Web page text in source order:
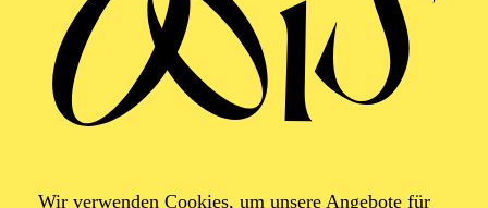
Wir verwenden Cookies, um unsere Angebote für